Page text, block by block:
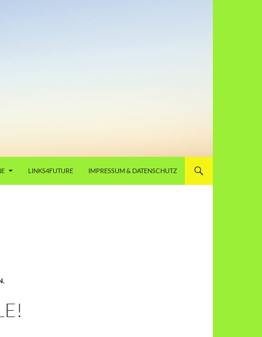
LINKS4FUTURE IMPRESSUM & DATENSCHUTZ
,